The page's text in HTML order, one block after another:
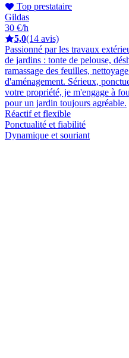
Top prestataire
Gildas
30 €/h
5,0(14 avis)
Passionné par les travaux
de jardins : tonte de pelouse,
ramassage des feuilles,
d'aménagement. Sérieux,
votre propriété, je m'engage à
pour un jardin toujours agréable.
Réactif et flexible
Ponctualité et fiabilité
Dynamique et souriant